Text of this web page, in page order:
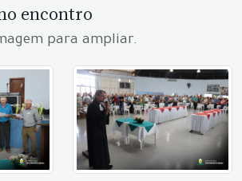
encontro
para ampliar.